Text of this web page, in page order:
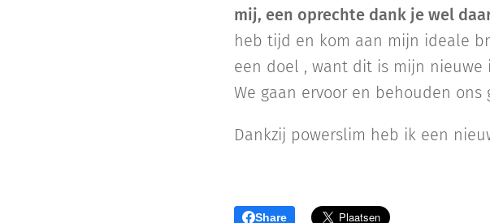
mij, een oprechte dank je wel
heb tijd en kom aan mijn ideale
een doel , want dit is mijn nieuwe
We gaan ervoor en behouden ons
Dankzij powerslim heb ik een
Share